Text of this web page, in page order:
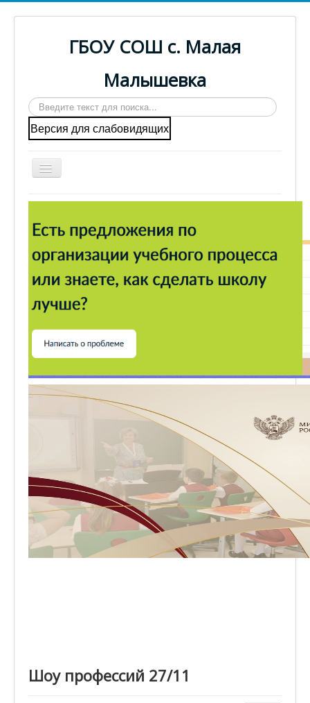
ГБОУ СОШ с. Малая
Малышевка
Искать...
Версия для слабовидящих
Включить/
выключить
Шоу профессий 27/11
Главная
Cведения об образовательной организации
ГИА
Центр "Точка роста"
Родителям
Противодействие коррупции
Дорожная безопасность
Информационная безопасность
Виртуальный музей
Детский сад "Солнышко"
Дистанционный режим обучения
Школьный спортивный клуб
Контакты
Шоу профессий 27/11